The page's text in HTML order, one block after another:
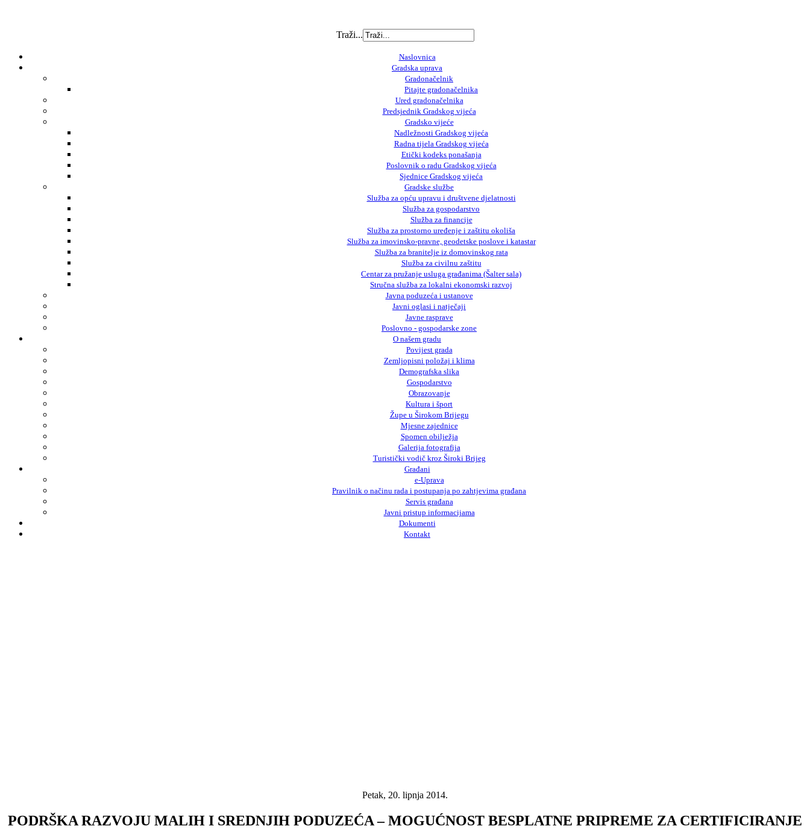
Traži...
Naslovnica
Gradska uprava
Gradonačelnik
Pitajte gradonačelnika
Ured gradonačelnika
Predsjednik Gradskog vijeća
Gradsko vijeće
Nadležnosti Gradskog vijeća
Radna tijela Gradskog vijeća
Etički kodeks ponašanja
Poslovnik o radu Gradskog vijeća
Sjednice Gradskog vijeća
Gradske službe
Služba za opću upravu i društvene djelatnosti
Služba za gospodarstvo
Služba za financije
Služba za prostorno uređenje i zaštitu okoliša
Služba za imovinsko-pravne, geodetske poslove i katastar
Služba za branitelje iz domovinskog rata
Služba za civilnu zaštitu
Centar za pružanje usluga građanima (Šalter sala)
Stručna služba za lokalni ekonomski razvoj
Javna poduzeća i ustanove
Javni oglasi i natječaji
Javne rasprave
Poslovno - gospodarske zone
O našem gradu
Povijest grada
Zemljopisni položaj i klima
Demografska slika
Gospodarstvo
Obrazovanje
Kultura i šport
Župe u Širokom Brijegu
Mjesne zajednice
Spomen obilježja
Galerija fotografija
Turistički vodič kroz Široki Brijeg
Građani
e-Uprava
Pravilnik o načinu rada i postupanja po zahtjevima građana
Servis građana
Javni pristup informacijama
Dokumenti
Kontakt
Petak, 20. lipnja 2014.
PODRŠKA RAZVOJU MALIH I SREDNJIH PODUZEĆA – MOGUĆNOST BESPLATNE PRIPREME ZA CERTIFICIRANJE